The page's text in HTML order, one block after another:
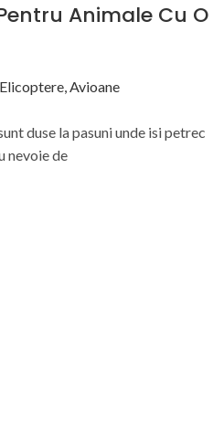
Animale Cu O
Avioane
duse la pasuni unde isi petrec
nevoie de